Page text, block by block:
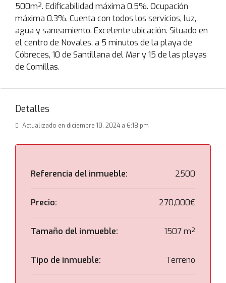
500m². Edificabilidad máxima 0.5%. Ocupación
máxima 0.3%. Cuenta con todos los servicios, luz,
agua y saneamiento. Excelente ubicación. Situado en
el centro de Novales, a 5 minutos de la playa de
Cóbreces, 10 de Santillana del Mar y 15 de las playas
de Comillas.
Detalles
Actualizado en diciembre 10, 2024 a 6:18 pm
Referencia del inmueble: 2500
Precio: 270,000€
Tamaño del inmueble: 1507 m²
Tipo de inmueble: Terreno